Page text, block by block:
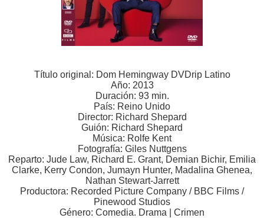
Título original: Dom Hemingway DVDrip Latino
Año: 2013
Duración: 93 min.
País: Reino Unido
Director: Richard Shepard
Guión: Richard Shepard
Música: Rolfe Kent
Fotografía: Giles Nuttgens
Reparto: Jude Law, Richard E. Grant, Demian Bichir, Emilia
Clarke, Kerry Condon, Jumayn Hunter, Madalina Ghenea,
Nathan Stewart-Jarrett
Productora: Recorded Picture Company / BBC Films /
Pinewood Studios
Género: Comedia. Drama | Crimen